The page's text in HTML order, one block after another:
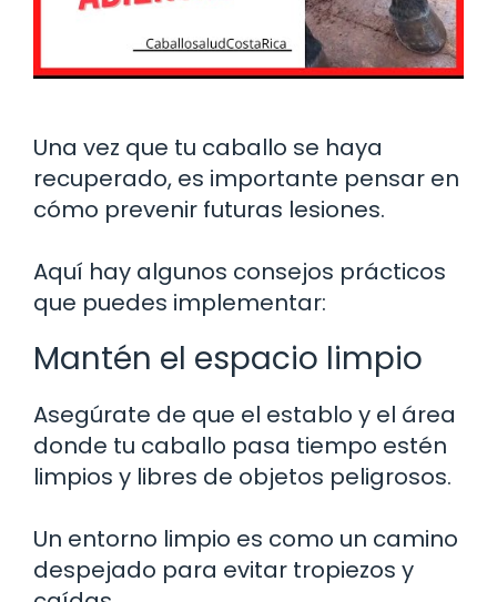
Una vez que tu caballo se haya
recuperado, es importante pensar en
cómo prevenir futuras lesiones.
Aquí hay algunos consejos prácticos
que puedes implementar:
Mantén el espacio limpio
Asegúrate de que el establo y el área
donde tu caballo pasa tiempo estén
limpios y libres de objetos peligrosos.
Un entorno limpio es como un camino
despejado para evitar tropiezos y